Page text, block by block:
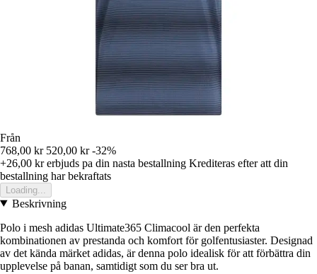
Från
768,00 kr 520,00 kr -32%
+26,00 krerbjuds pa din nasta bestallning Krediteras efter att din
bestallning har bekraftats
Loading...
Beskrivning
Polo i mesh adidas Ultimate365 Climacool är den perfekta
kombinationen av prestanda och komfort för golfentusiaster. Designad
av det kända märket adidas, är denna polo idealisk för att förbättra din
upplevelse på banan, samtidigt som du ser bra ut.